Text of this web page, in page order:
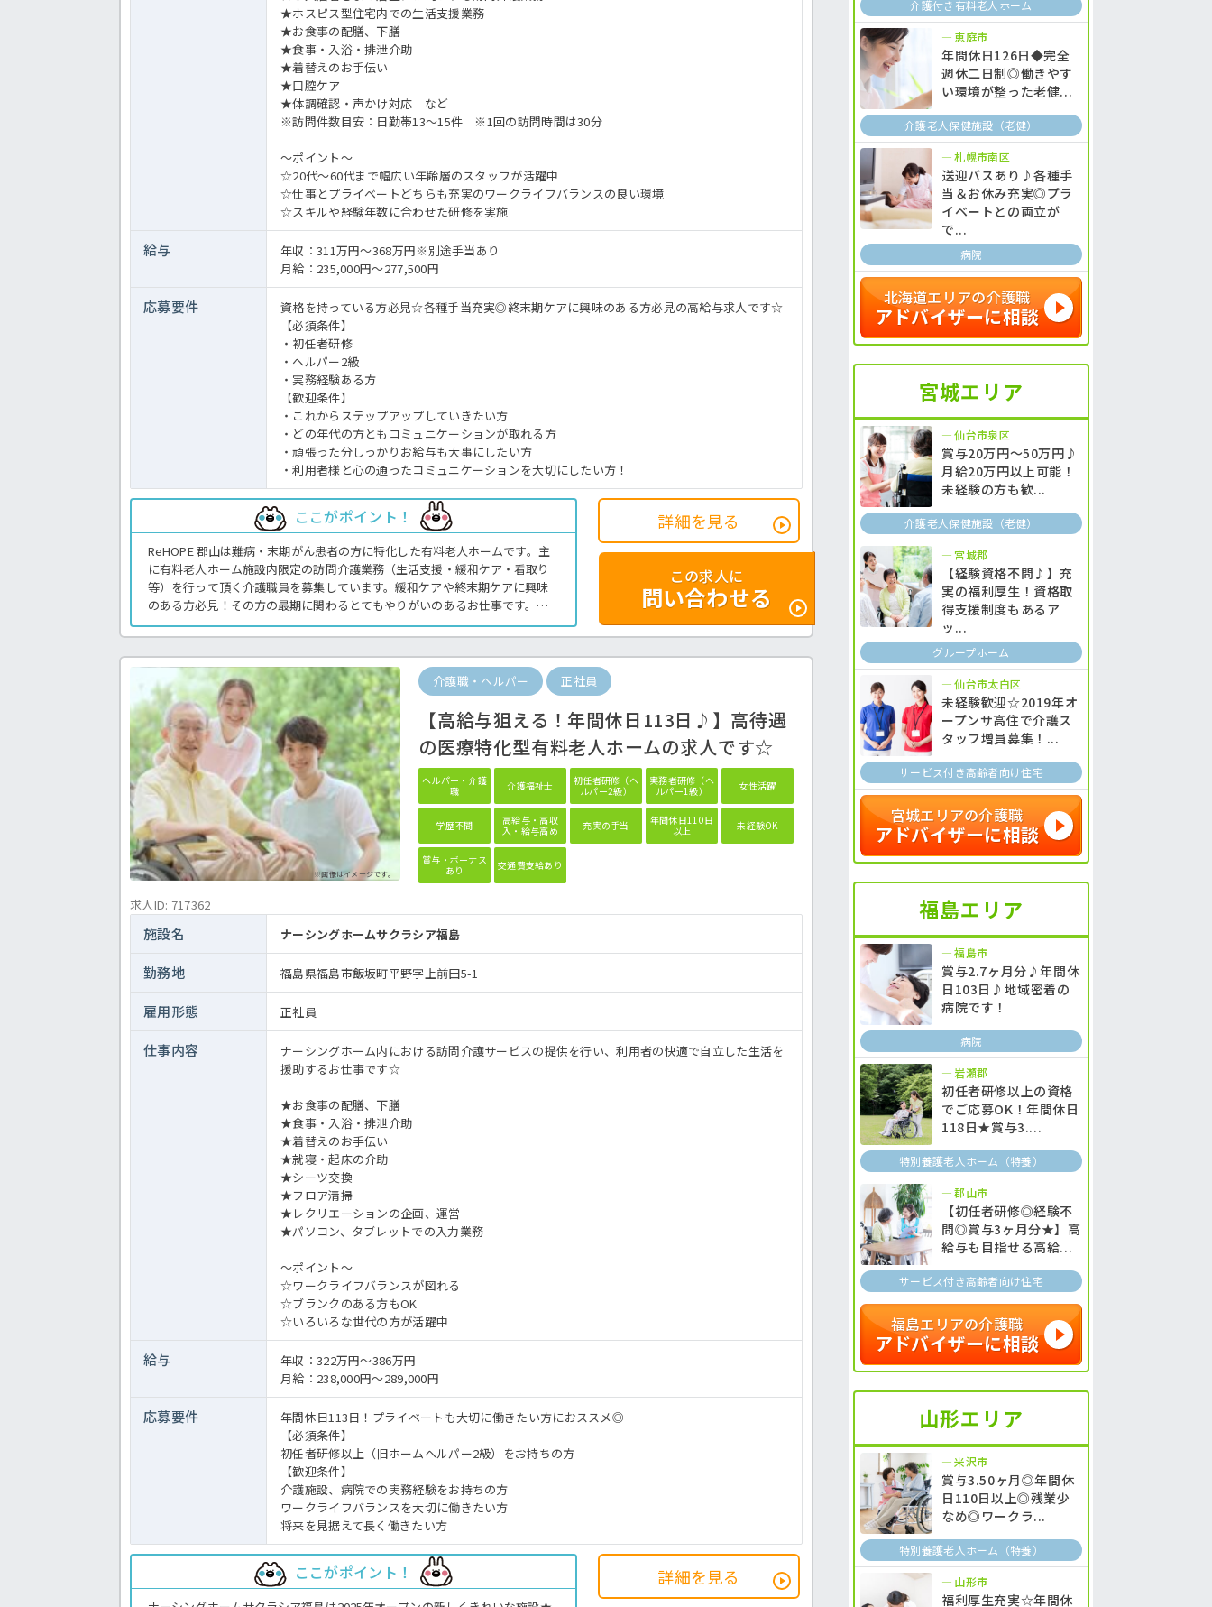
★ホスピス型住宅内での生活支援業務
★お食事の配膳、下膳
★食事・入浴・排泄介助
★着替えのお手伝い
★口腔ケア
★体調確認・声かけ対応 など
※訪問件数目安：日勤帯13～15件 ※1回の訪問時間は30分
～ポイント～
☆20代～60代まで幅広い年齢層のスタッフが活躍中
☆仕事とプライベートどちらも充実のワークライフバランスの良い環境
☆スキルや経験年数に合わせた研修を実施
給与
年収：311万円～368万円※別途手当あり
月給：235,000円～277,500円
応募要件
資格を持っている方必見☆各種手当充実◎終末期ケアに興味のある方必見の高給与求人です☆
【必須条件】
・初任者研修
・ヘルパー2級
・実務経験ある方
【歓迎条件】
・これからステップアップしていきたい方
・どの年代の方ともコミュニケーションが取れる方
・頑張った分しっかりお給与も大事にしたい方
・利用者様と心の通ったコミュニケーションを大切にしたい方！
ここがポイント！
ReHOPE 郡山は難病・末期がん患者の方に特化した有料老人ホームです。主
に有料老人ホーム施設内限定の訪問介護業務（生活支援・緩和ケア・看取り
等）を行って頂く介護職員を募集しています。緩和ケアや終末期ケアに興味
のある方必見！その方の最期に関わるとてもやりがいのあるお仕事です。初
任者研修以上の介護の実務経験がある方であれば応募OK◎人気の高給与求人
ですので、ご興味をお持ちの方はお早目にほっ介護までお問い合わせくださ
い☆有料老人ホームでの介護業務全般です。
＜介護職 正職員 有料老人ホームの求人＞
詳細を見る
この求人に
問い合わせる
※画像はイメージです。
介護職・ヘルパー 正社員
【高給与狙える！年間休日113日♪】高待遇
の医療特化型有料老人ホームの求人です☆
ヘルパー・介護
職
介護福祉士
初任者研修（ヘ
ルパー2級）
実務者研修（ヘ
ルパー1級）
女性活躍
学歴不問
高給与・高収
入・給与高め
充実の手当
年間休日110日
以上
未経験OK
賞与・ボーナス
あり
交通費支給あり
求人ID: 717362
施設名 ナーシングホームサクラシア福島
勤務地 福島県福島市飯坂町平野字上前田5-1
雇用形態 正社員
仕事内容
ナーシングホーム内における訪問介護サービスの提供を行い、利用者の快適で自立した生活を
援助するお仕事です☆
★お食事の配膳、下膳
★食事・入浴・排泄介助
★着替えのお手伝い
★就寝・起床の介助
★シーツ交換
★フロア清掃
★レクリエーションの企画、運営
★パソコン、タブレットでの入力業務
～ポイント～
☆ワークライフバランスが図れる
☆ブランクのある方もOK
☆いろいろな世代の方が活躍中
給与
年収：322万円～386万円
月給：238,000円～289,000円
応募要件
年間休日113日！プライベートも大切に働きたい方におススメ◎
【必須条件】
初任者研修以上（旧ホームヘルパー2級）をお持ちの方
【歓迎条件】
介護施設、病院での実務経験をお持ちの方
ワークライフバランスを大切に働きたい方
将来を見据えて長く働きたい方
ここがポイント！ 詳細を見る
介護付き有料老人ホーム
恵庭市
年間休日126日◆完全
週休二日制◎働きやす
い環境が整った老健...
介護老人保健施設（老健）
札幌市南区
送迎バスあり♪各種手
当＆お休み充実◎プラ
イベートとの両立が
で...
病院
北海道エリアの介護職
アドバイザーに相談
宮城エリア
仙台市泉区
賞与20万円～50万円♪
月給20万円以上可能！
未経験の方も歓...
介護老人保健施設（老健）
宮城郡
【経験資格不問♪】充
実の福利厚生！資格取
得支援制度もあるア
ッ...
グループホーム
仙台市太白区
未経験歓迎☆2019年オ
ープンサ高住で介護ス
タッフ増員募集！...
サービス付き高齢者向け住宅
宮城エリアの介護職
アドバイザーに相談
福島エリア
福島市
賞与2.7ヶ月分♪年間休
日103日♪地域密着の
病院です！
病院
岩瀬郡
初任者研修以上の資格
でご応募OK！年間休日
118日★賞与3....
特別養護老人ホーム（特養）
郡山市
【初任者研修◎経験不
問◎賞与3ヶ月分★】高
給与も目指せる高給...
サービス付き高齢者向け住宅
福島エリアの介護職
アドバイザーに相談
山形エリア
米沢市
賞与3.50ヶ月◎年間休
日110日以上◎残業少
なめ◎ワークラ...
特別養護老人ホーム（特養）
山形市
福利厚生充実☆年間休